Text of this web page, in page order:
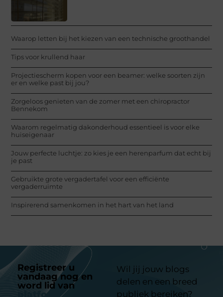
Waarop letten bij het kiezen van een technische groothandel
Tips voor krullend haar
Projectiescherm kopen voor een beamer: welke soorten zijn
er en welke past bij jou?
Zorgeloos genieten van de zomer met een chiropractor
Bennekom
Waarom regelmatig dakonderhoud essentieel is voor elke
huiseigenaar
Jouw perfecte luchtje: zo kies je een herenparfum dat echt bij
je past
Gebruikte grote vergadertafel voor een efficiënte
vergaderruimte
Inspirerend samenkomen in het hart van het land
Registreer u
vandaag nog en
word lid van
platform
Wil jij jouw blogs
delen en een breed
publiek bereiken?